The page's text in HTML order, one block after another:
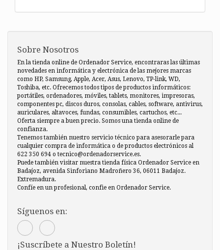
Sobre Nosotros
En la tienda online de Ordenador Service, encontraras las últimas
novedades en informática y electrónica de las mejores marcas
como HP, Samsung, Apple, Acer, Asus, Lenovo, TP-link, WD,
Toshiba, etc. Ofrecemos todos tipos de productos informáticos:
portátiles, ordenadores, móviles, tablets, monitores, impresoras,
componentes pc, discos duros, consolas, cables, software, antivirus,
auriculares, altavoces, fundas, consumibles, cartuchos, etc...
Oferta siempre a buen precio. Somos una tienda online de
confianza.
Tenemos también nuestro servicio técnico para asesorarle para
cualquier compra de informática o de productos electrónicos al
622 350 694 o tecnico@ordenadorservice.es.
Puede también visitar nuestra tienda física Ordenador Service en
Badajoz, avenida Sinforiano Madroñero 36, 06011 Badajoz.
Extremadura.
Confíe en un profesional, confie en Ordenador Service.
Síguenos en:
¡Suscríbete a Nuestro Boletín!